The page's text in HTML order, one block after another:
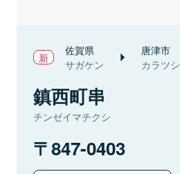
佐賀県
サガケン
唐津市
カラツシ
鎮西町串
チンゼイマチクシ
847-0403